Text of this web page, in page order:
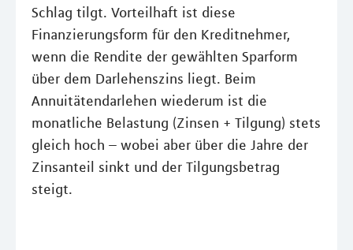
Schlag tilgt. Vorteilhaft ist diese
Finanzierungsform für den Kreditnehmer,
wenn die Rendite der gewählten Sparform
über dem Darlehenszins liegt. Beim
Annuitätendarlehen wiederum ist die
monatliche Belastung (Zinsen + Tilgung) stets
gleich hoch – wobei aber über die Jahre der
Zinsanteil sinkt und der Tilgungsbetrag
steigt.